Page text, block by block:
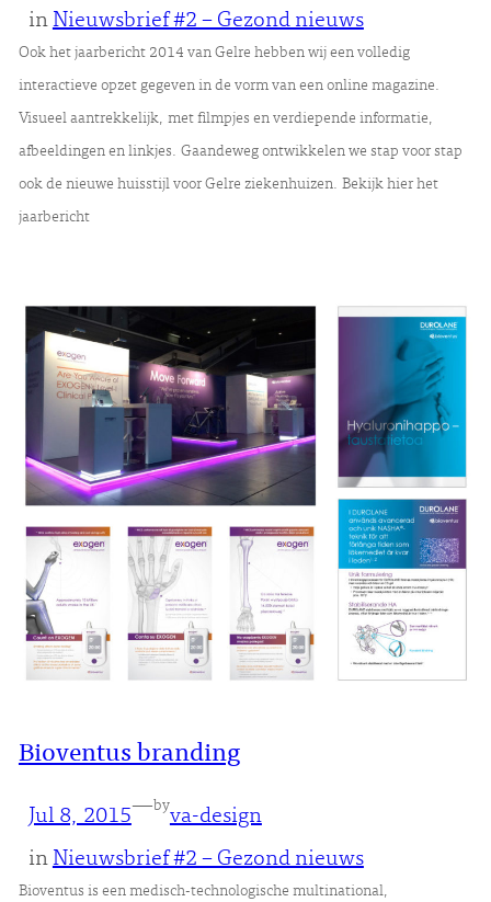
in Nieuwsbrief #2 – Gezond nieuws
Ook het jaarbericht 2014 van Gelre hebben wij een volledig
interactieve opzet gegeven in de vorm van een online magazine.
Visueel aantrekkelijk, met filmpjes en verdiepende informatie,
afbeeldingen en linkjes. Gaandeweg ontwikkelen we stap voor stap
ook de nieuwe huisstijl voor Gelre ziekenhuizen. Bekijk hier het
jaarbericht
Bioventus branding
Jul 8, 2015—byva-design
in Nieuwsbrief #2 – Gezond nieuws
Bioventus is een medisch-technologische multinational,